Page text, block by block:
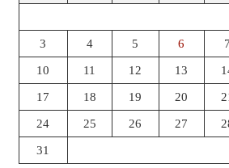
3 4 5 6 7
10 11 12 13
17 18 19 20
24 25 26 27
31